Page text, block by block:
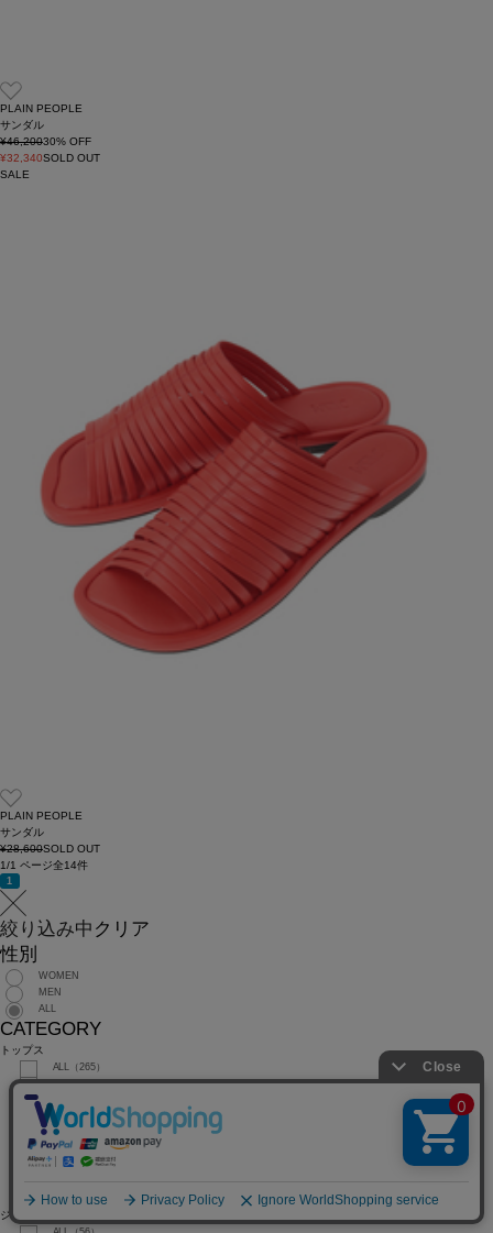
PLAIN PEOPLE
サンダル
¥46,20030% OFF
¥32,340SOLD OUT
SALE
PLAIN PEOPLE
サンダル
¥28,600SOLD OUT
1/1 ページ全14件
1
絞り込み中 クリア
性別
WOMEN
MEN
ALL
CATEGORY
トップス
ALL（265）
Tシャツ/カットソー（94）
ニット/セーター（19）
ベスト（14）
スウェット（9）
カーディガン/ボレロ（25）
その他トップス（1）
ジャケット/アウター